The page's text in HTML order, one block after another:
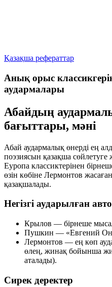
Қазақша рефераттар
Анық орыс
аудармалары
Абайдың
бағыттары, мәні
Абай аудармалық өнерді ең
поэзиясын қазақша сөйлетуге
Еуропа классиктерінен
өзін көбіне Лермонтов
қазақшалады.
Негізгі аударылған
Крылов — бірнеше
Пушкин — «Евгений
Лермонтов — ең көп
өлең, жинақ бойынша
аталады).
Сирек деректер